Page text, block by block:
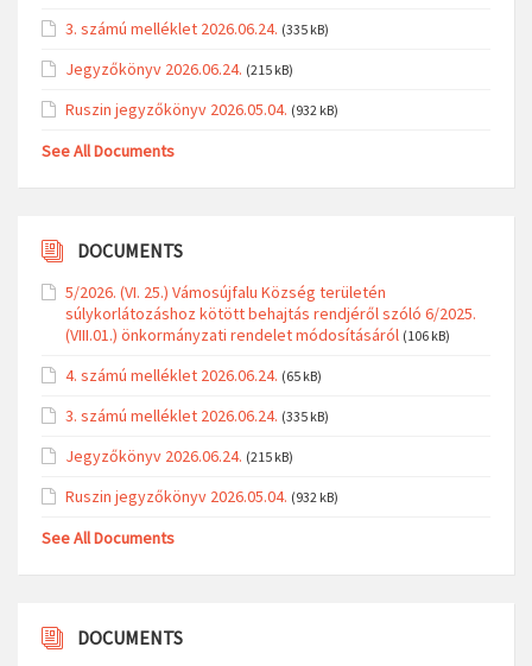
3. számú melléklet 2026.06.24. (335 kB)
Jegyzőkönyv 2026.06.24. (215 kB)
Ruszin jegyzőkönyv 2026.05.04. (932 kB)
See All Documents
DOCUMENTS
5/2026. (VI. 25.) Vámosújfalu Község területén
súlykorlátozáshoz kötött behajtás rendjéről szóló 6/2025.
(VIII.01.) önkormányzati rendelet módosításáról (106 kB)
4. számú melléklet 2026.06.24. (65 kB)
3. számú melléklet 2026.06.24. (335 kB)
Jegyzőkönyv 2026.06.24. (215 kB)
Ruszin jegyzőkönyv 2026.05.04. (932 kB)
See All Documents
DOCUMENTS